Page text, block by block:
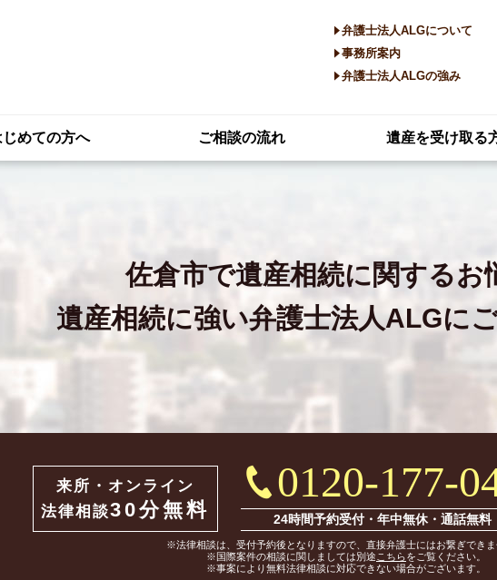
弁護士法人ALGについて
事務所案内
弁護士法人ALGの強み
じめての方へ ご相談の流れ 遺産を受け取る
佐倉市で遺産相続に関するお
遺産相続に強い弁護士法人ALGに
来所・オンライン
法律相談30分無料
0120-177-
24時間予約受付・年中無休・通話無料
※法律相談は、受付予約後となりますので、直接弁護士にはお繋ぎできま
※国際案件の相談に関しましては別途 こちらをご覧ください。
※事案により無料法律相談に対応できない場合がございます。